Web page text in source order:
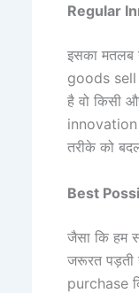
Regular
इसका मतलब
goods sell
है वो किसी
innovation
तरीके को
Best
जैसा कि हम
जरूरत पड़ती
purchase